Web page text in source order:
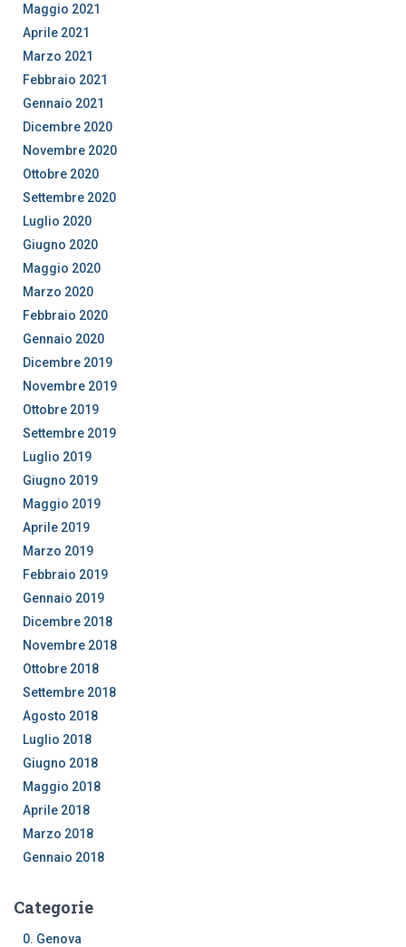
Maggio 2021
Aprile 2021
Marzo 2021
Febbraio 2021
Gennaio 2021
Dicembre 2020
Novembre 2020
Ottobre 2020
Settembre 2020
Luglio 2020
Giugno 2020
Maggio 2020
Marzo 2020
Febbraio 2020
Gennaio 2020
Dicembre 2019
Novembre 2019
Ottobre 2019
Settembre 2019
Luglio 2019
Giugno 2019
Maggio 2019
Aprile 2019
Marzo 2019
Febbraio 2019
Gennaio 2019
Dicembre 2018
Novembre 2018
Ottobre 2018
Settembre 2018
Agosto 2018
Luglio 2018
Giugno 2018
Maggio 2018
Aprile 2018
Marzo 2018
Gennaio 2018
Categorie
0. Genova